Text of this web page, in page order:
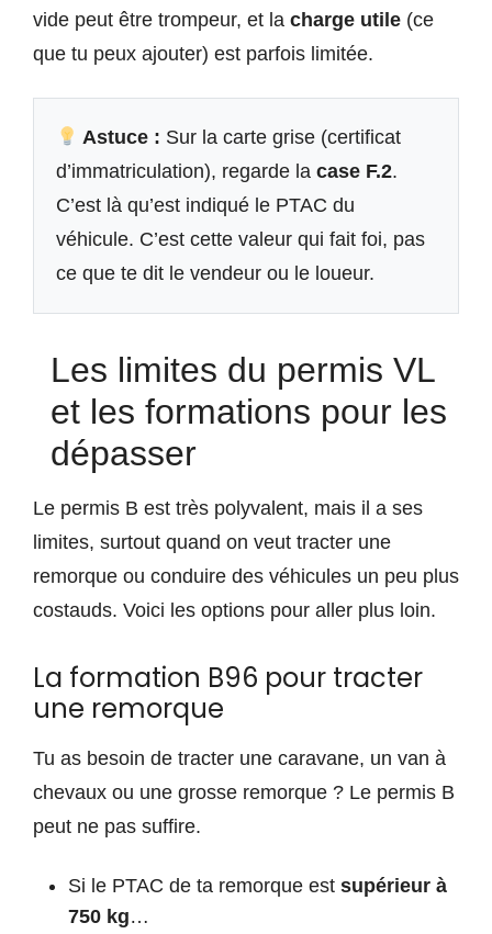
vide peut être trompeur, et la charge utile (ce
que tu peux ajouter) est parfois limitée.
Astuce : Sur la carte grise (certificat
d’immatriculation), regarde la case F.2.
C’est là qu’est indiqué le PTAC du
véhicule. C’est cette valeur qui fait foi, pas
ce que te dit le vendeur ou le loueur.
Les limites du permis VL
et les formations pour les
dépasser
Le permis B est très polyvalent, mais il a ses
limites, surtout quand on veut tracter une
remorque ou conduire des véhicules un peu plus
costauds. Voici les options pour aller plus loin.
La formation B96 pour tracter
une remorque
Tu as besoin de tracter une caravane, un van à
chevaux ou une grosse remorque ? Le permis B
peut ne pas suffire.
Si le PTAC de ta remorque est supérieur à
750 kg…